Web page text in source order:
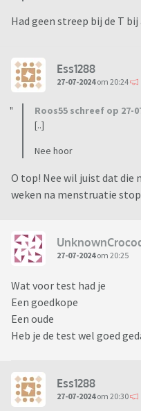
Had geen streep bij de T
Ess1288
27-07-2024om 20:24
Roos55 schreef op 27-
[..]
Nee hoor
O top! Nee wil juist dat die
weken na menstruatie
27-07-2024om 20:25
Wat voor test had je
Een goedkope
Een oude
Heb je de test wel goed
Ess1288
27-07-2024om 20:30